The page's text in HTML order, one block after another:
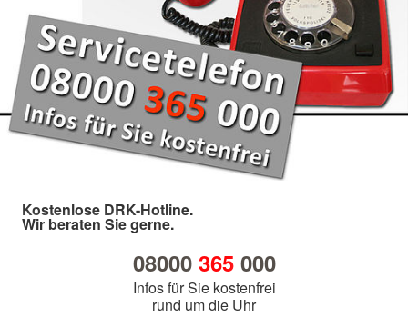
Kostenlose DRK-Hotline.
Wir beraten Sie gerne.
08000 365000
Infos für Sie kostenfrei
rund um die Uhr